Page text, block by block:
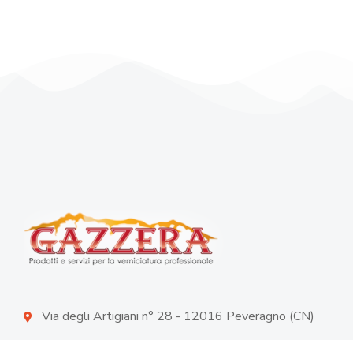
Via degli Artigiani n° 28 - 12016 Peveragno (CN)